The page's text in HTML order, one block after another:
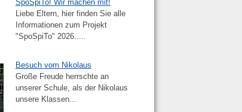
SpoSpiTo! Wir machen mit!
Liebe Eltern, hier finden Sie alle
Informationen zum Projekt
"SpoSpiTo" 2026.....
Besuch vom Nikolaus
Große Freude herrschte an
unserer Schule, als der Nikolaus
unsere Klassen...